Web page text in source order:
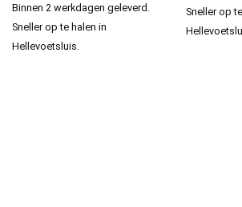
Binnen 2 werkdagen geleverd.
Sneller op te halen in
Hellevoetsluis.
Sneller op